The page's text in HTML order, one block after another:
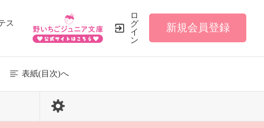
ス
ロ
グ
イ
ン
新規会員登録
表紙(目次)へ
284 / 354